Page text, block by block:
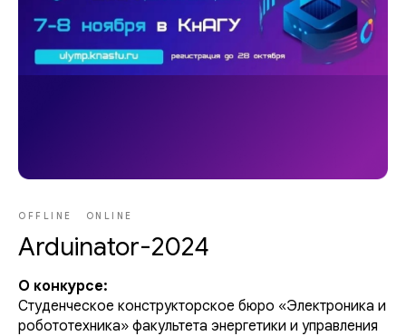
OFFLINE ONLINE
Arduinator-2024
О конкурсе:
Студенческое конструкторское бюро «Электроника и
робототехника» факультета энергетики и управления